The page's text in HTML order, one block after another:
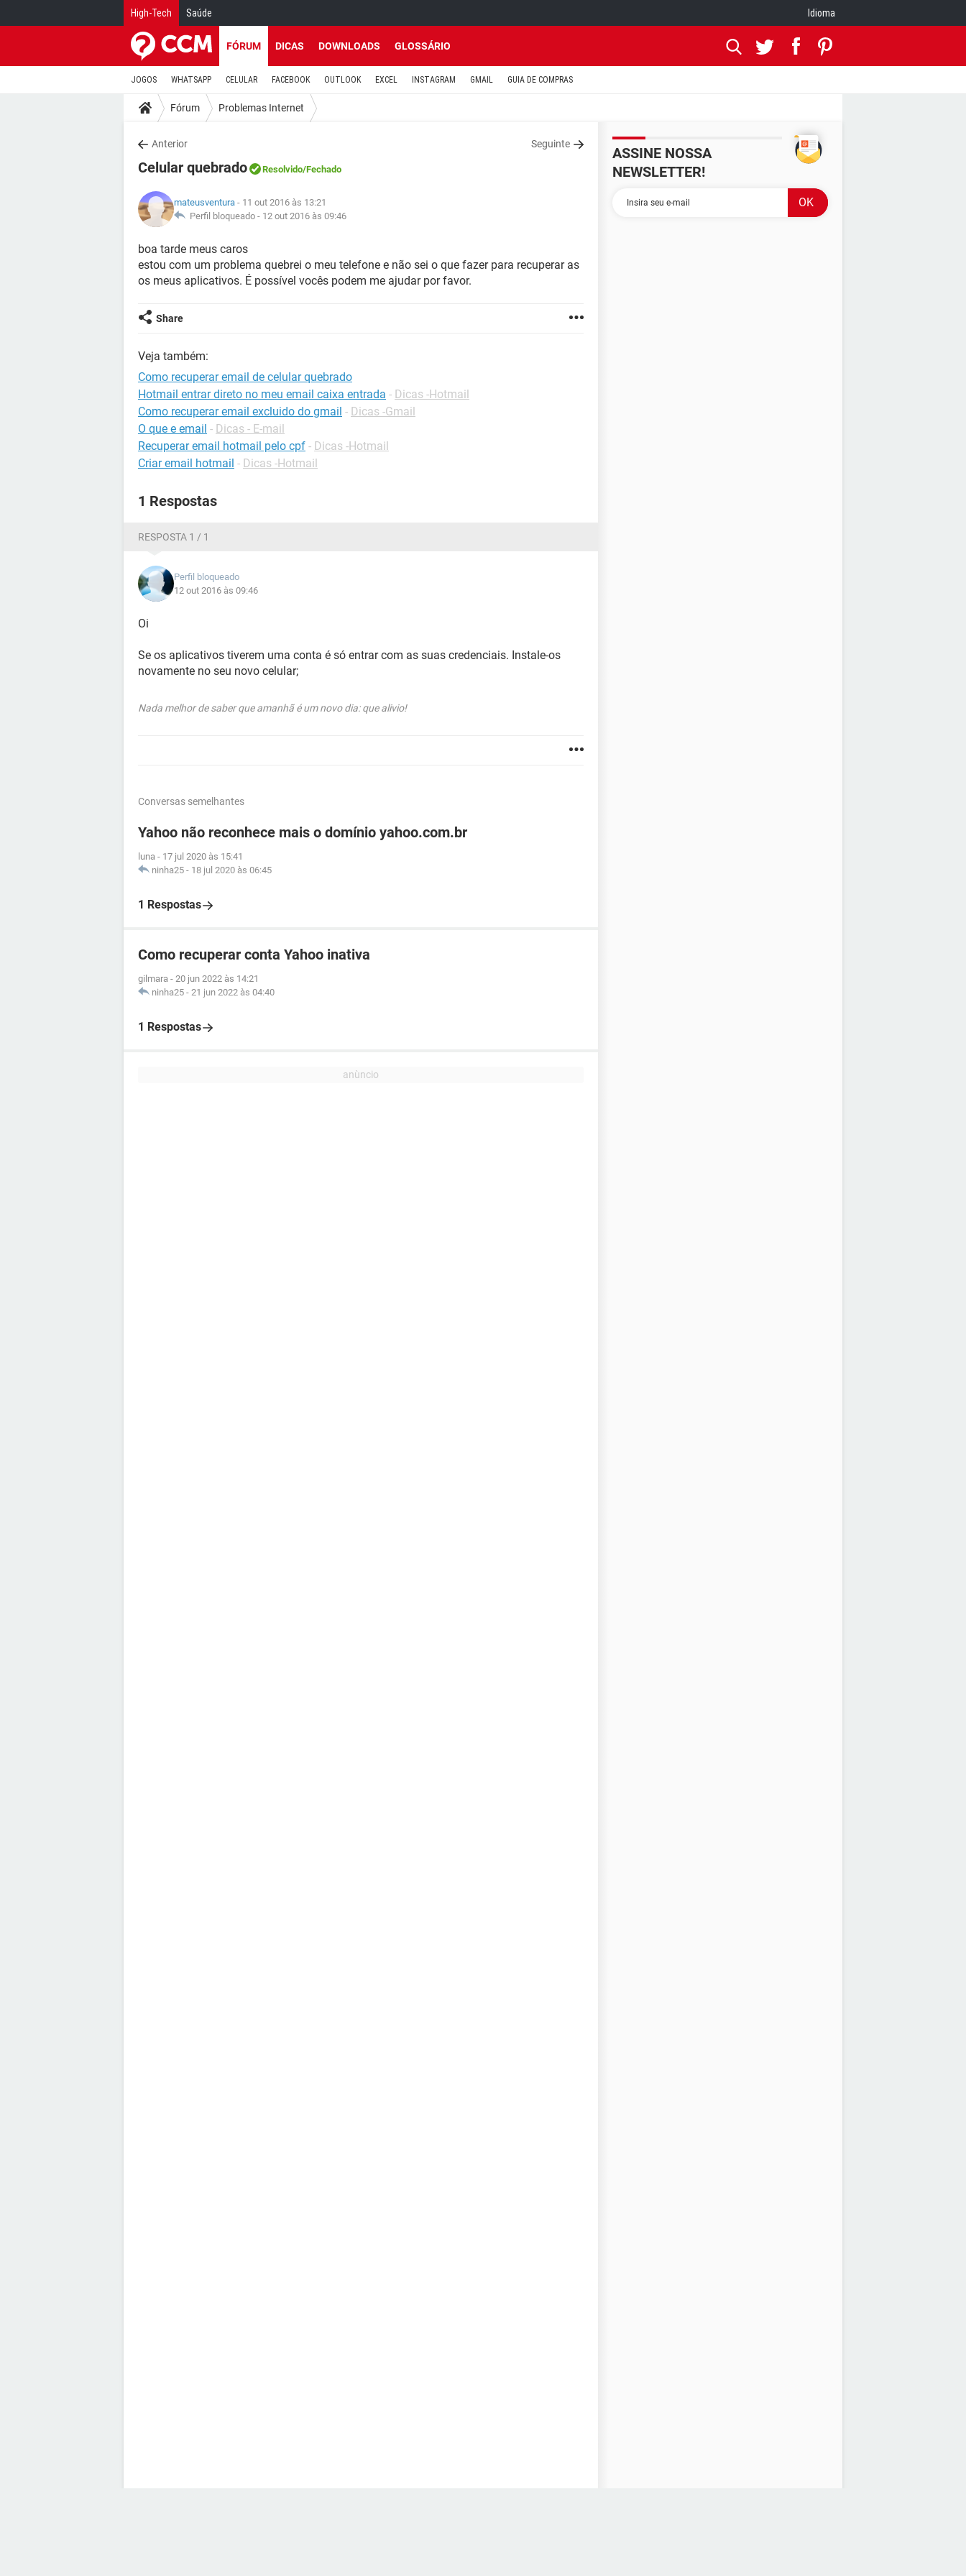
High-Tech Saúde Idioma
FÓRUM DICAS DOWNLOADS GLOSSÁRIO
JOGOS WHATSAPP CELULAR FACEBOOK OUTLOOK EXCEL INSTAGRAM GMAIL GUIA DE COMPRAS
Fórum Problemas Internet
Anterior Seguinte
Celular quebrado Resolvido/Fechado
mateusventura - 11 out 2016 às 13:21
Perfil bloqueado - 12 out 2016 às 09:46
boa tarde meus caros
estou com um problema quebrei o meu telefone e não sei o que fazer para recuperar as
os meus aplicativos. É possível vocês podem me ajudar por favor.
Share
Veja também:
Como recuperar email de celular quebrado
Hotmail entrar direto no meu email caixa entrada - Dicas -Hotmail
Como recuperar email excluido do gmail - Dicas -Gmail
O que e email - Dicas - E-mail
Recuperar email hotmail pelo cpf - Dicas -Hotmail
Criar email hotmail - Dicas -Hotmail
1 Respostas
RESPOSTA 1 / 1
Perfil bloqueado
12 out 2016 às 09:46
Oi
Se os aplicativos tiverem uma conta é só entrar com as suas credenciais. Instale-os
novamente no seu novo celular;
Nada melhor de saber que amanhã é um novo dia: que alivio!
Conversas semelhantes
Yahoo não reconhece mais o domínio yahoo.com.br
luna - 17 jul 2020 às 15:41
ninha25 - 18 jul 2020 às 06:45
1 Respostas
Como recuperar conta Yahoo inativa
gilmara - 20 jun 2022 às 14:21
ninha25 - 21 jun 2022 às 04:40
1 Respostas
ASSINE NOSSA
NEWSLETTER!